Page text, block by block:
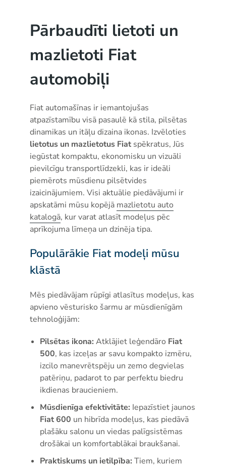
Pārbaudīti lietoti un
mazlietoti Fiat
automobiļi
Fiat automašīnas ir iemantojušas
atpazīstamību visā pasaulē kā stila, pilsētas
dinamikas un itāļu dizaina ikonas. Izvēloties
lietotus un mazlietotus Fiat spēkratus, Jūs
iegūstat kompaktu, ekonomisku un vizuāli
pievilcīgu transportlīdzekli, kas ir ideāli
piemērots mūsdienu pilsētvides
izaicinājumiem. Visi aktuālie piedāvājumi ir
apskatāmi mūsu kopējā mazlietotu auto
katalogā, kur varat atlasīt modeļus pēc
aprīkojuma līmeņa un dzinēja tipa.
Populārākie Fiat modeļi mūsu
klāstā
Mēs piedāvājam rūpīgi atlasītus modeļus, kas
apvieno vēsturisko šarmu ar mūsdienīgām
tehnoloģijām:
Pilsētas ikona: Atklājiet leģendāro Fiat
500, kas izceļas ar savu kompakto izmēru,
izcilo manevrētspēju un zemo degvielas
patēriņu, padarot to par perfektu biedru
ikdienas braucieniem.
Mūsdienīga efektivitāte: Iepazīstiet jaunos
Fiat 600 un hibrīda modeļus, kas piedāvā
plašāku salonu un viedas palīgsistēmas
drošākai un komfortablākai braukšanai.
Praktiskums un ietilpība: Tiem, kuriem